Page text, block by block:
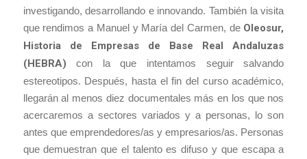
investigando, desarrollando e innovando. También la visita
que rendimos a Manuel y María del Carmen, de Oleosur,
Historia de Empresas de Base Real Andaluzas
(HEBRA) con la que intentamos seguir salvando
estereotipos. Después, hasta el fin del curso académico,
llegarán al menos diez documentales más en los que nos
acercaremos a sectores variados y a personas, lo son
antes que emprendedores/as y empresarios/as. Personas
que demuestran que el talento es difuso y que escapa a